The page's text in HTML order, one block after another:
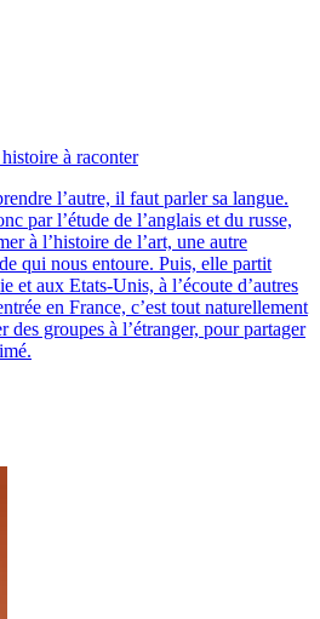
à raconter
l’autre, il faut parler sa langue.
par l’étude de l’anglais et du russe,
à l’histoire de l’art, une autre
qui nous entoure. Puis, elle partit
et aux Etats-Unis, à l’écoute d’autres
en France, c’est tout naturellement
des groupes à l’étranger, pour partager